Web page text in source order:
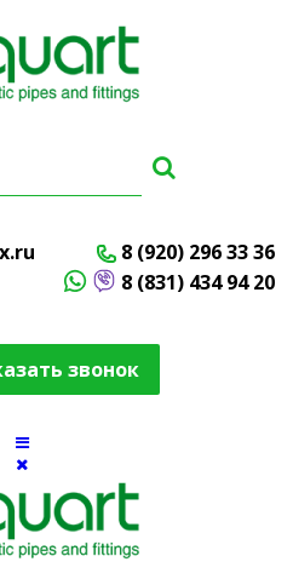
8 (920) 296 33 36
8 (831) 434 94 20
звонок